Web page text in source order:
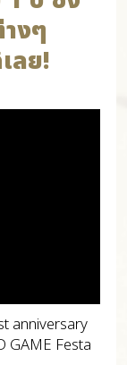
งๆ
ลย!
anniversary
GAME Festa